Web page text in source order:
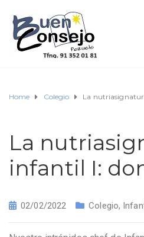
Home Colegio La
La
infantil I:
02/02/2022 Colegio,